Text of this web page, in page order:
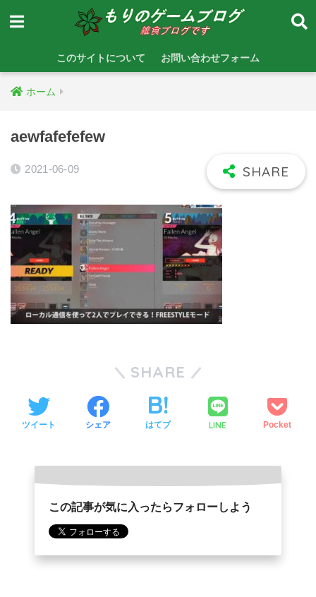
このサイトについて お問い合わせフォーム
ホーム
aewfafefefew
2021-06-09
SHARE
ツイート シェア はてブ LINE Pocket
この記事が気に入ったらフォローしよう